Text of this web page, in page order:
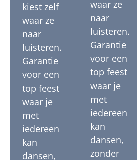
kiest zelf
waar ze
naar
luisteren.
Garantie
voor een
top feest
waar je
met
iedereen
kan
dansen,
waar ze
naar
luisteren.
Garantie
voor een
top feest
waar je
met
iedereen
kan
dansen,
zonder